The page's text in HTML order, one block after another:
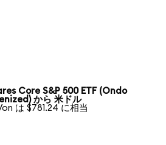
Core S&P 500 ETF (Ondo
から 米ドル
は $781.24 に相当